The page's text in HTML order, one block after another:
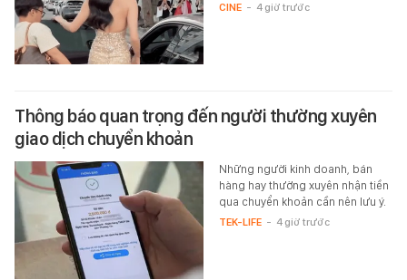
CINE - 4 giờ trước
Thông báo quan trọng đến người thường xuyên
giao dịch chuyển khoản
Những người kinh doanh, bán
hàng hay thường xuyên nhận tiền
qua chuyển khoản cần nên lưu ý.
TEK-LIFE - 4 giờ trước